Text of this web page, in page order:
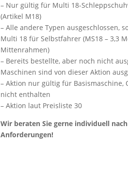
– Nur gültig für Multi 18-
(Artikel M18)
– Alle andere Typen ausgeschlossen,
Multi 18 für Selbstfahrer (MS18 – 3,3
Mittenrahmen)
– Bereits bestellte, aber noch nicht
Maschinen sind von dieser Aktion
– Aktion nur gültig für Basismaschine,
nicht enthalten
– Aktion laut Preisliste 30
Wir beraten Sie gerne individuell
Anforderungen!